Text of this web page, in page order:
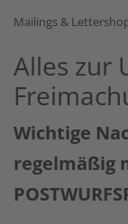
Mailings &
Alles zur
Wichtige
regelmäßig